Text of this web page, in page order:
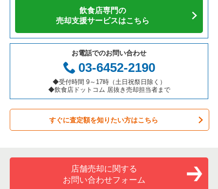
飲食店専門の
売却支援サービスはこちら
お電話でのお問い合わせ
03-6452-2190
◆受付時間 9～17時（土日祝祭日除く）
◆飲食店ドットコム 居抜き売却担当者まで
すぐに査定額を知りたい方はこちら
店舗売却に関する
お問い合わせフォーム